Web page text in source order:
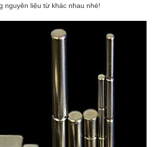
nguyên liệu từ khác nhau nhé!